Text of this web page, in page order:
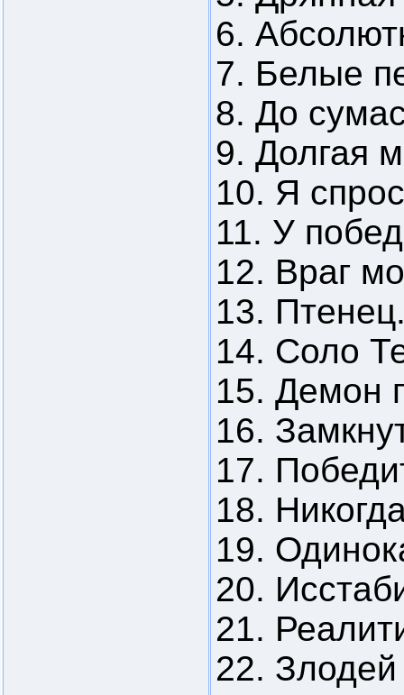
6.
7. Белые
8. До
9. Долгая
10. Я
11. У
12. Враг
13.
14. Соло
15. Демон
16.
17.
18.
19.
20.
21.
22. Злодей